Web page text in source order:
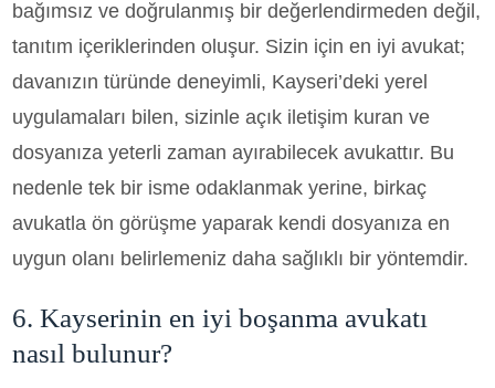
bağımsız ve doğrulanmış bir değerlendirmeden değil,
tanıtım içeriklerinden oluşur. Sizin için en iyi avukat;
davanızın türünde deneyimli, Kayseri’deki yerel
uygulamaları bilen, sizinle açık iletişim kuran ve
dosyanıza yeterli zaman ayırabilecek avukattır. Bu
nedenle tek bir isme odaklanmak yerine, birkaç
avukatla ön görüşme yaparak kendi dosyanıza en
uygun olanı belirlemeniz daha sağlıklı bir yöntemdir.
6. Kayserinin en iyi boşanma avukatı
nasıl bulunur?